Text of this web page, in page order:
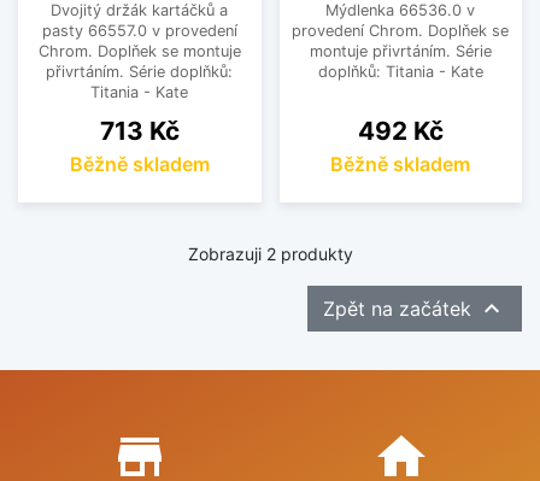
Dvojitý držák kartáčků a
pasty 66557.0 v provedení
Chrom. Doplňek se montuje
přivrtáním. Série doplňků:
Titania - Kate
Cena
713 Kč
Běžně skladem
Mýdlenka 66536.0 v
provedení Chrom. Doplňek se
montuje přivrtáním. Série
doplňků: Titania - Kate
Cena
492 Kč
Běžně skladem
Zobrazuji 2 produkty
Zpět na začátek 
Proč nakupovat u nás?
store_mall_directory home